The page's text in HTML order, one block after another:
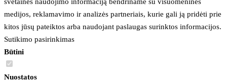
medijos, reklamavimo ir analizės partneriais, kurie gali ją pridėti prie
kitos jūsų pateiktos arba naudojant paslaugas surinktos informacijos.
Sutikimo pasirinkimas
Būtini
Nuostatos